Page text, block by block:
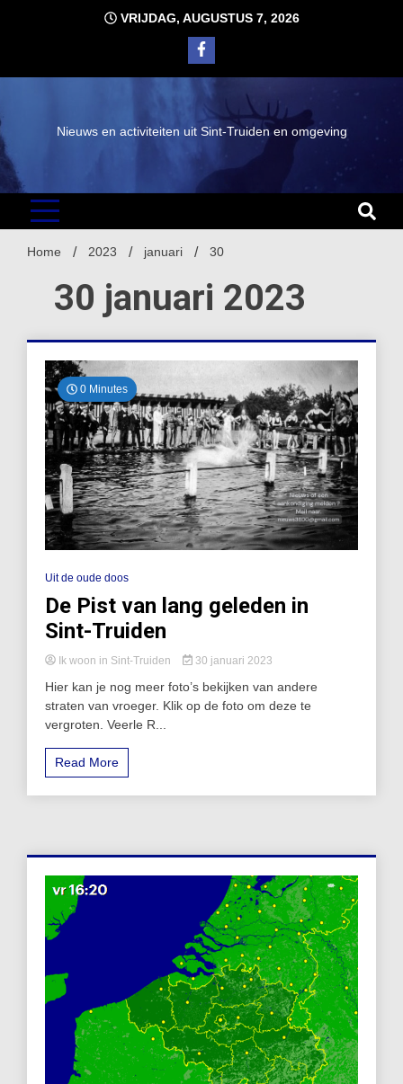
VRIJDAG, AUGUSTUS 7, 2026
Nieuws en activiteiten uit Sint-Truiden en omgeving
Home 2023 januari 30
30 januari 2023
0 Minutes
Uit de oude doos
De Pist van lang geleden in
Sint-Truiden
Ik woon in Sint-Truiden 30 januari 2023
Hier kan je nog meer foto’s bekijken van andere
straten van vroeger. Klik op de foto om deze te
vergroten. Veerle R...
Read More